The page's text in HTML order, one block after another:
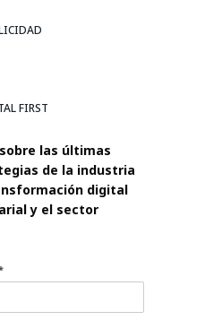
FIRST
las últimas
de la industria
digital
y el sector